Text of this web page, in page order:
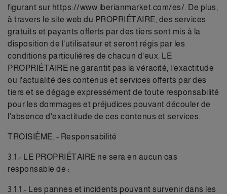
figurant sur https://www.iberianmarket.com/es/. De plus,
à travers le site web du PROPRIÉTAIRE, des services
gratuits et payants offerts par des tiers sont mis à la
disposition de l'utilisateur et seront régis par les
conditions particulières de chacun d'eux. LE
PROPRIÉTAIRE ne garantit pas la véracité, l'exactitude
ou l'actualité des contenus et services offerts par des
tiers et se dégage expressément de toute responsabilité
pour les dommages et préjudices pouvant découler de
l'absence d'exactitude de ces contenus et services.
TROISIÈME. - Responsabilité
3.1.- LE PROPRIÉTAIRE ne sera en aucun cas
responsable de :
3.1.1.- Les pannes et incidents pouvant survenir dans les